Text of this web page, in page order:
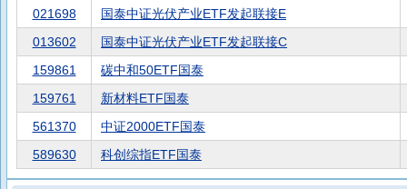
021698
国泰中证光伏产业ETF发起联接E
013602
国泰中证光伏产业ETF发起联接C
159861
碳中和50ETF国泰
159761
新材料ETF国泰
561370
中证2000ETF国泰
589630
科创综指ETF国泰